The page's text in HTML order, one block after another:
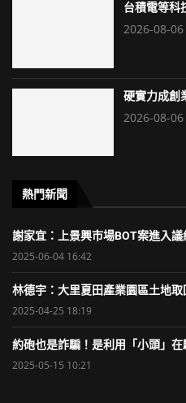
台積電等科
2026-08-06
硬實力成
2026-08-
熱門新聞
謝家宜：上景興市場BOT案進入議
2025-06-04 16:42
林德宇：大里夏田產業園區土地取
2025-04-25 18:19
約砲也是詐騙！是利用「小頭」在
2025-05-15 10:21